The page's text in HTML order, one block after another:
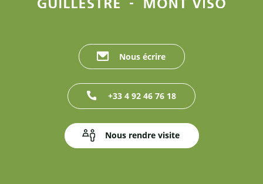
Nous écrire
+33 4 92 46 76 18
Nous rendre visite